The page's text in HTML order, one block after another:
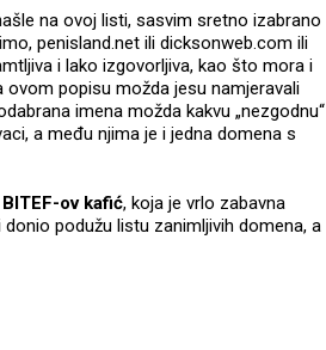
na ovoj listi, sasvim sretno izabrano
penisland.net ili dicksonweb.com ili
i lako izgovorljiva, kao što mora i
popisu možda jesu namjeravali
imena možda kakvu „nezgodnu“
a među njima je i jedna domena s
ov kafić, koja je vrlo zabavna
donio podužu listu zanimljivih domena, a